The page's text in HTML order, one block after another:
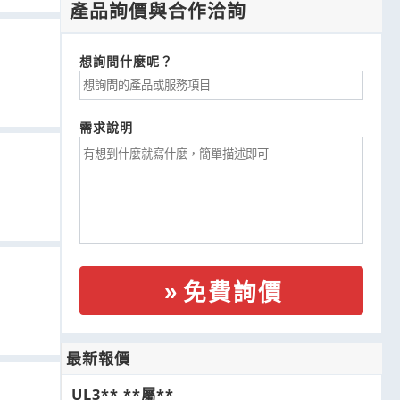
產品詢價與合作洽詢
想詢問什麼呢？
需求說明
免費詢價
最新報價
UL3** **屬**